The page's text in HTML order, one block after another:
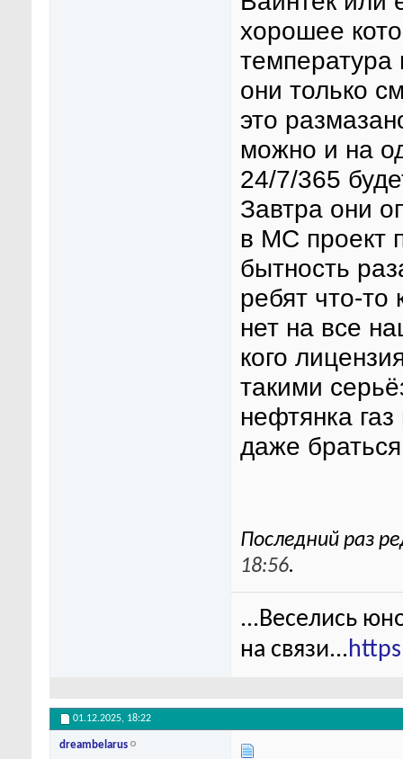
хорошее
температура
они только
это
можно и на
24/7/365
Завтра они
в МС проект
бытность
ребят что-то
нет на все
кого
такими
нефтянка
даже браться
Последний раз
18:56.
...Веселись
на связи...
01.12.2025, 18:22
dreambelarus